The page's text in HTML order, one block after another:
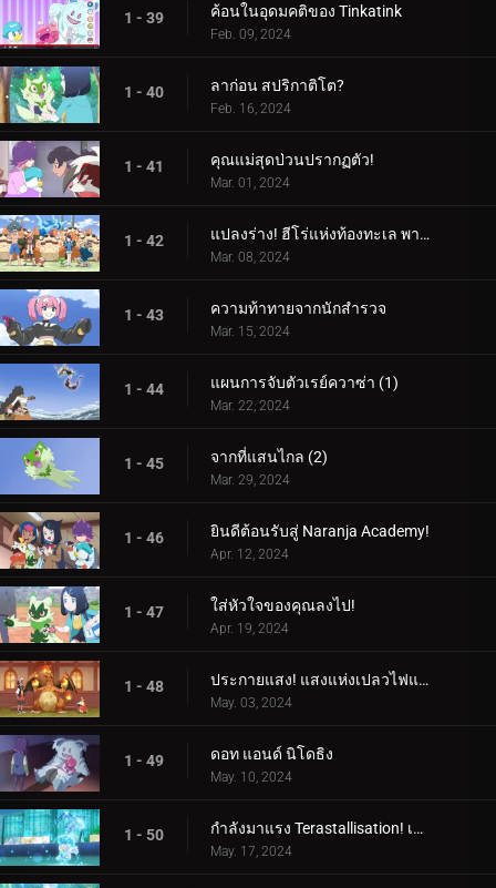
1 - 39 ค้อนในอุดมคติของ Tinkatink
Feb. 09, 2024
1 - 40 ลาก่อน สปริกาติโต?
Feb. 16, 2024
1 - 41 คุณแม่สุดป่วนปรากฏตัว!
Mar. 01, 2024
1 - 42 แปลงร่าง! ฮีโร่แห่งท้องทะเล พาลาฟิน
Mar. 08, 2024
1 - 43 ความท้าทายจากนักสำรวจ
Mar. 15, 2024
1 - 44 แผนการจับตัวเรย์ควาซ่า (1)
Mar. 22, 2024
1 - 45 จากที่แสนไกล (2)
Mar. 29, 2024
1 - 46 ยินดีต้อนรับสู่ Naranja Academy!
Apr. 12, 2024
1 - 47 ใส่หัวใจของคุณลงไป!
Apr. 19, 2024
1 - 48 ประกายแสง! แสงแห่งเปลวไฟและศิลปะ!
May. 03, 2024
1 - 49 ดอท แอนด์ นิโดธิง
May. 10, 2024
1 - 50 กำลังมาแรง Terastallisation! เต้น เต้น Quaxly!
May. 17, 2024